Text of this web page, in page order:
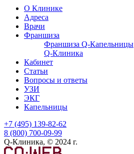
О Клинике
Адреса
Врачи
Франшиза
Франшиза Q-Капельницы
Q-Клиника
Кабинет
Статьи
Вопросы и ответы
УЗИ
ЭКГ
Капельницы
+7 (495) 139-82-62
8 (800) 700-09-99
Q-Клиника, © 2024 г.